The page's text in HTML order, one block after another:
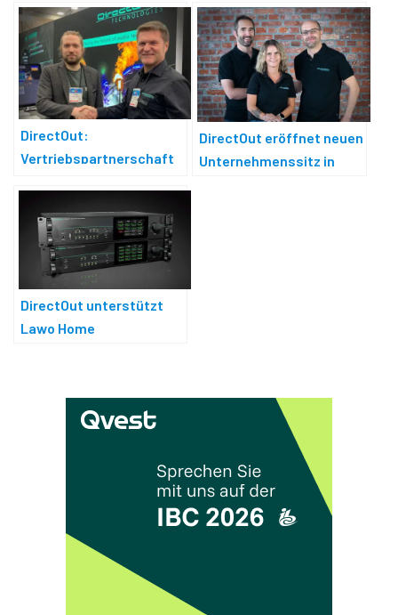
DirectOut:
Vertriebspartnerschaft
DirectOut eröffnet neuen
Unternehmenssitz in
DirectOut unterstützt
Lawo Home